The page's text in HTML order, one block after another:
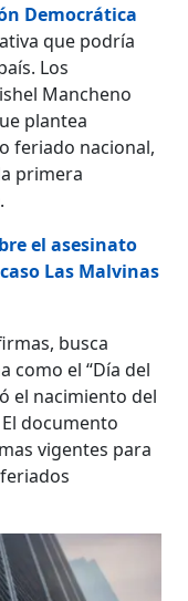
Democrática
que podría
Los
Mancheno
plantea
feriado nacional,
primera
el asesinato
Las Malvinas
busca
como el “Día del
el nacimiento del
documento
vigentes para